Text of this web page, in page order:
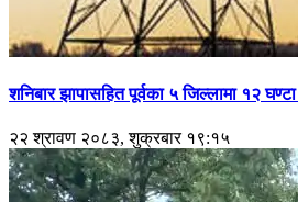
शनिबार झापासहित पूर्वका ५ जिल्लामा १२
२२ श्रावण २०८३, शुक्रबार १९:१५